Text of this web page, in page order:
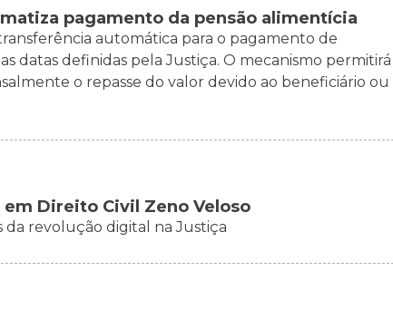
pagamento da pensão alimentícia
automática para o pagamento de
datas definidas pela Justiça. O mecanismo permitirá
o repasse do valor devido ao beneficiário ou
em Direito Civil Zeno Veloso
da revolução digital na Justiça